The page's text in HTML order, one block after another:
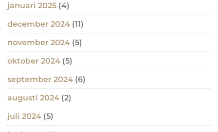
januari 2025 (4)
december 2024 (11)
november 2024 (5)
oktober 2024 (5)
september 2024 (6)
augusti 2024 (2)
juli 2024 (5)